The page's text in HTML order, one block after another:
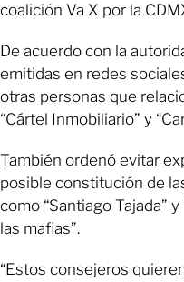
coalición Va X por la
De acuerdo con la
emitidas en redes
otras personas que
“Cártel Inmobiliario” y
También ordenó evitar
posible constitución de
como “Santiago Tajada”
las mafias”.
“Estos consejeros